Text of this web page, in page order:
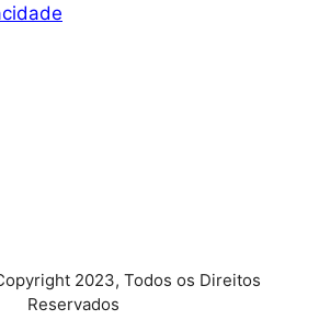
2023, Todos os Direitos
Reservados